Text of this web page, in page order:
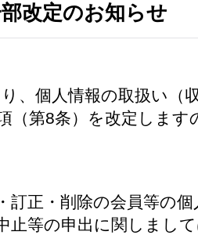
改定のお知らせ
、個人情報の取扱い（
（第8条）を改定しま
訂正・削除の会員等の
止等の申出に関しまし